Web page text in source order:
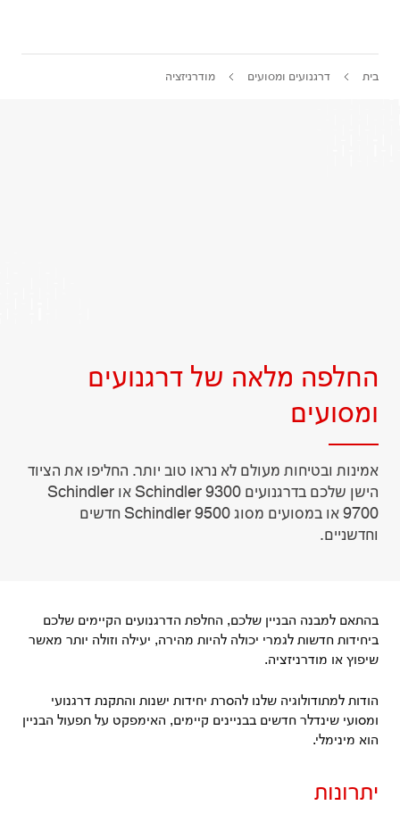
בית דרגנועים ומסועים מודרניזציה
החלפה מלאה של דרגנועים
ומסועים
אמינות ובטיחות מעולם לא נראו טוב יותר. החליפו את הציוד
הישן שלכם בדרגנועים Schindler 9300 או Schindler
9700 או במסועים מסוג Schindler 9500 חדשים
וחדשניים.
בהתאם למבנה הבניין שלכם, החלפת הדרגנועים הקיימים שלכם
ביחידות חדשות לגמרי יכולה להיות מהירה, יעילה וזולה יותר מאשר
שיפוץ או מודרניזציה.
הודות למתודולוגיה שלנו להסרת יחידות ישנות והתקנת דרגנועי
ומסועי שינדלר חדשים בבניינים קיימים, האימפקט על תפעול הבניין
הוא מינימלי.
יתרונות